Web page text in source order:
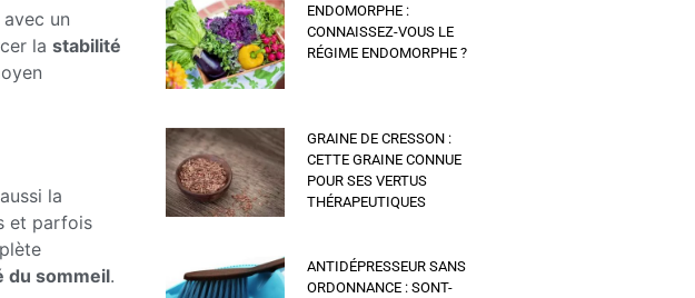
un
la stabilité
la
et parfois
du sommeil.
ENDOMORPHE :
CONNAISSEZ-VOUS LE
RÉGIME ENDOMORPHE ?
GRAINE DE CRESSON :
CETTE GRAINE CONNUE
POUR SES VERTUS
THÉRAPEUTIQUES
ANTIDÉPRESSEUR SANS
ORDONNANCE : SONT-